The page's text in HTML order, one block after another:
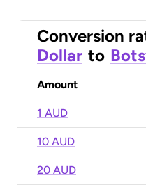
Conversion
Dollar to
Amount
1 AUD
10 AUD
20 AUD